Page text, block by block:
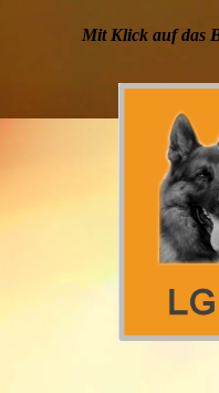
Mit Klick auf das